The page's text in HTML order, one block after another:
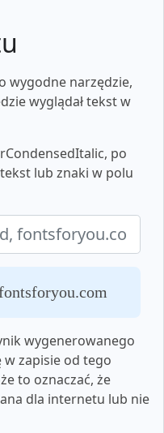
wygodne narzędzie,
wyglądał tekst w
po
lub znaki w polu
wygenerowanego
zapisie od tego
to oznaczać, że
dla internetu lub nie